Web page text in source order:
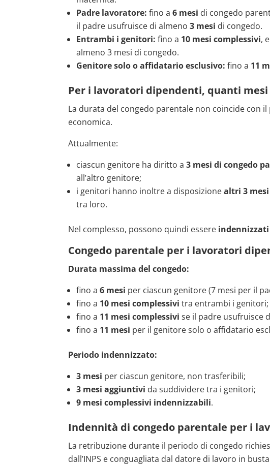
Padre lavoratore: fino a6 mesi di congedo
il padre usufruisce di almeno3 mesi di congedo.
Entrambi i genitori: fino a 10 mesi complessivi,
almeno 3 mesi di congedo.
Genitore solo o affidatario esclusivo: fino a 11
Per i lavoratori dipendenti, quanti mesi
La durata del congedo parentale non coincide con
economica.
Attualmente:
ciascun genitore ha diritto a3 mesi di congedo
all’altro genitore;
i genitori hanno inoltre a disposizionealtri 3
tra loro.
Nel complesso, possono quindi essere
Congedo parentale per i lavoratori
Durata massima del congedo:
fino a6 mesi per ciascun genitore (7 mesi per il
fino a 10 mesi complessivi tra entrambi i genitori;
fino a 11 mesi complessivi se il padre usufruisce
fino a 11 mesi per il genitore solo o affidatario
Periodo indennizzato:
3 mesi per ciascun genitore, non trasferibili;
3 mesi aggiuntivi da suddividere tra i genitori;
9 mesi complessivi indennizzabili.
Indennità di congedo parentale per i
La retribuzione durante il periodo di congedo
dall’INPS e conguagliata dal datore di lavoro in